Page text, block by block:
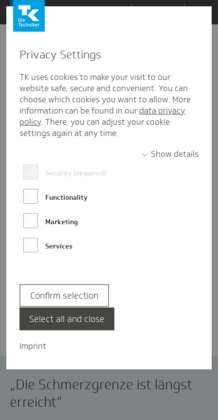
Zum
Inhalt
springen
den
Kommentaren
Dr. Jens Baas
„Die Schmerzgrenze ist längst
erreicht“
Privacy Settings
TK uses cookies to make your visit to our
website safe, secure and convenient. You can
choose which cookies you want to allow. More
information can be found in our data privacy
policy. There, you can adjust your cookie
settings again at any time.
Show details
Security (required)
Functionality
Marketing
Services
Imprint
Confirm selection
Select all and close